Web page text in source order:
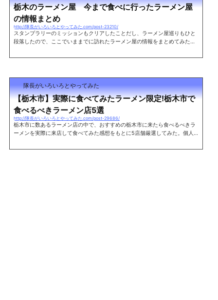
栃木のラーメン屋 今まで食べに行ったラーメン屋
の情報まとめ
http://隊長がいろいろとやってみた.com/post-23210/
スタンプラリーのミッションもクリアしたことだし、ラーメン屋巡りもひと
段落したので、ここでいままでに訪れたラーメン屋の情報をまとめてみた。
馬の境に位置する県西にあるエリア。 まだまだラーメン屋として有名なお店
木曜日麺や 松レポート住所 栃木県足利市伊勢町1-2-1 両毛ビル1F TEL 02
84-43-2117 営業...
隊長がいろいろとやってみた
【栃木市】実際に食べてみたラーメン限定!栃木市で
食べるべきラーメン店5選
http://隊長がいろいろとやってみた.com/post-29686/
栃木市に数あるラーメン店の中で、おすすめの栃木市に来たら食べるべきラ
ーメンを実際に来店して食べてみた感想をもとに5店舗厳選してみた。個人
が、是非一度は食べてみて欲しい。 ※あいうえお順 支那そば蔵之宮これぞ支